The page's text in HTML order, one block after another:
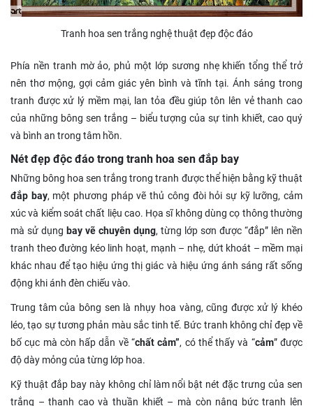
Tranh hoa sen trắng nghệ thuật đẹp độc đáo
Phía nền tranh mờ ảo, phủ một lớp sương nhẹ khiến tổng thể trở
nên thơ mộng, gợi cảm giác yên bình và tĩnh tại. Ánh sáng trong
tranh được xử lý mềm mại, lan tỏa đều giúp tôn lên vẻ thanh cao
của những bông sen trắng – biểu tượng của sự tinh khiết, cao quý
và bình an trong tâm hồn.
Nét đẹp độc đáo trong tranh hoa sen đắp bay
Những bông hoa sen trắng trong tranh được thể hiện bằng kỹ thuật
đắp bay, một phương pháp vẽ thủ công đòi hỏi sự kỹ lưỡng, cảm
xúc và kiểm soát chất liệu cao. Họa sĩ không dùng cọ thông thường
mà sử dụng bay vẽ chuyên dụng, từng lớp sơn được “đắp” lên nền
tranh theo đường kéo linh hoạt, mạnh – nhẹ, dứt khoát – mềm mại
khác nhau để tạo hiệu ứng thị giác và hiệu ứng ánh sáng rất sống
động khi ánh đèn chiếu vào.
Trung tâm của bông sen là nhụy hoa vàng, cũng được xử lý khéo
léo, tạo sự tương phản màu sắc tinh tế. Bức tranh không chỉ đẹp về
bố cục mà còn hấp dẫn về “chất cảm”, có thể thấy và “cảm” được
độ dày mỏng của từng lớp hoa.
Kỹ thuật đắp bay này không chỉ làm nổi bật nét đặc trưng của sen
trắng – thanh cao và thuần khiết – mà còn nâng bức tranh lên